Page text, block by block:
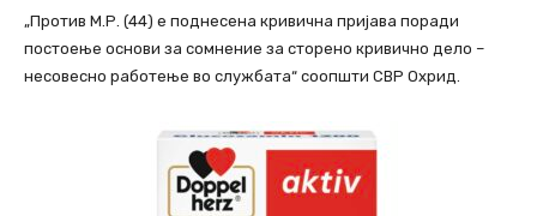
„Против М.Р. (44) е поднесена кривична пријава поради
постоење основи за сомнение за сторено кривично дело –
несовесно работење во службата“ соопшти СВР Охрид.